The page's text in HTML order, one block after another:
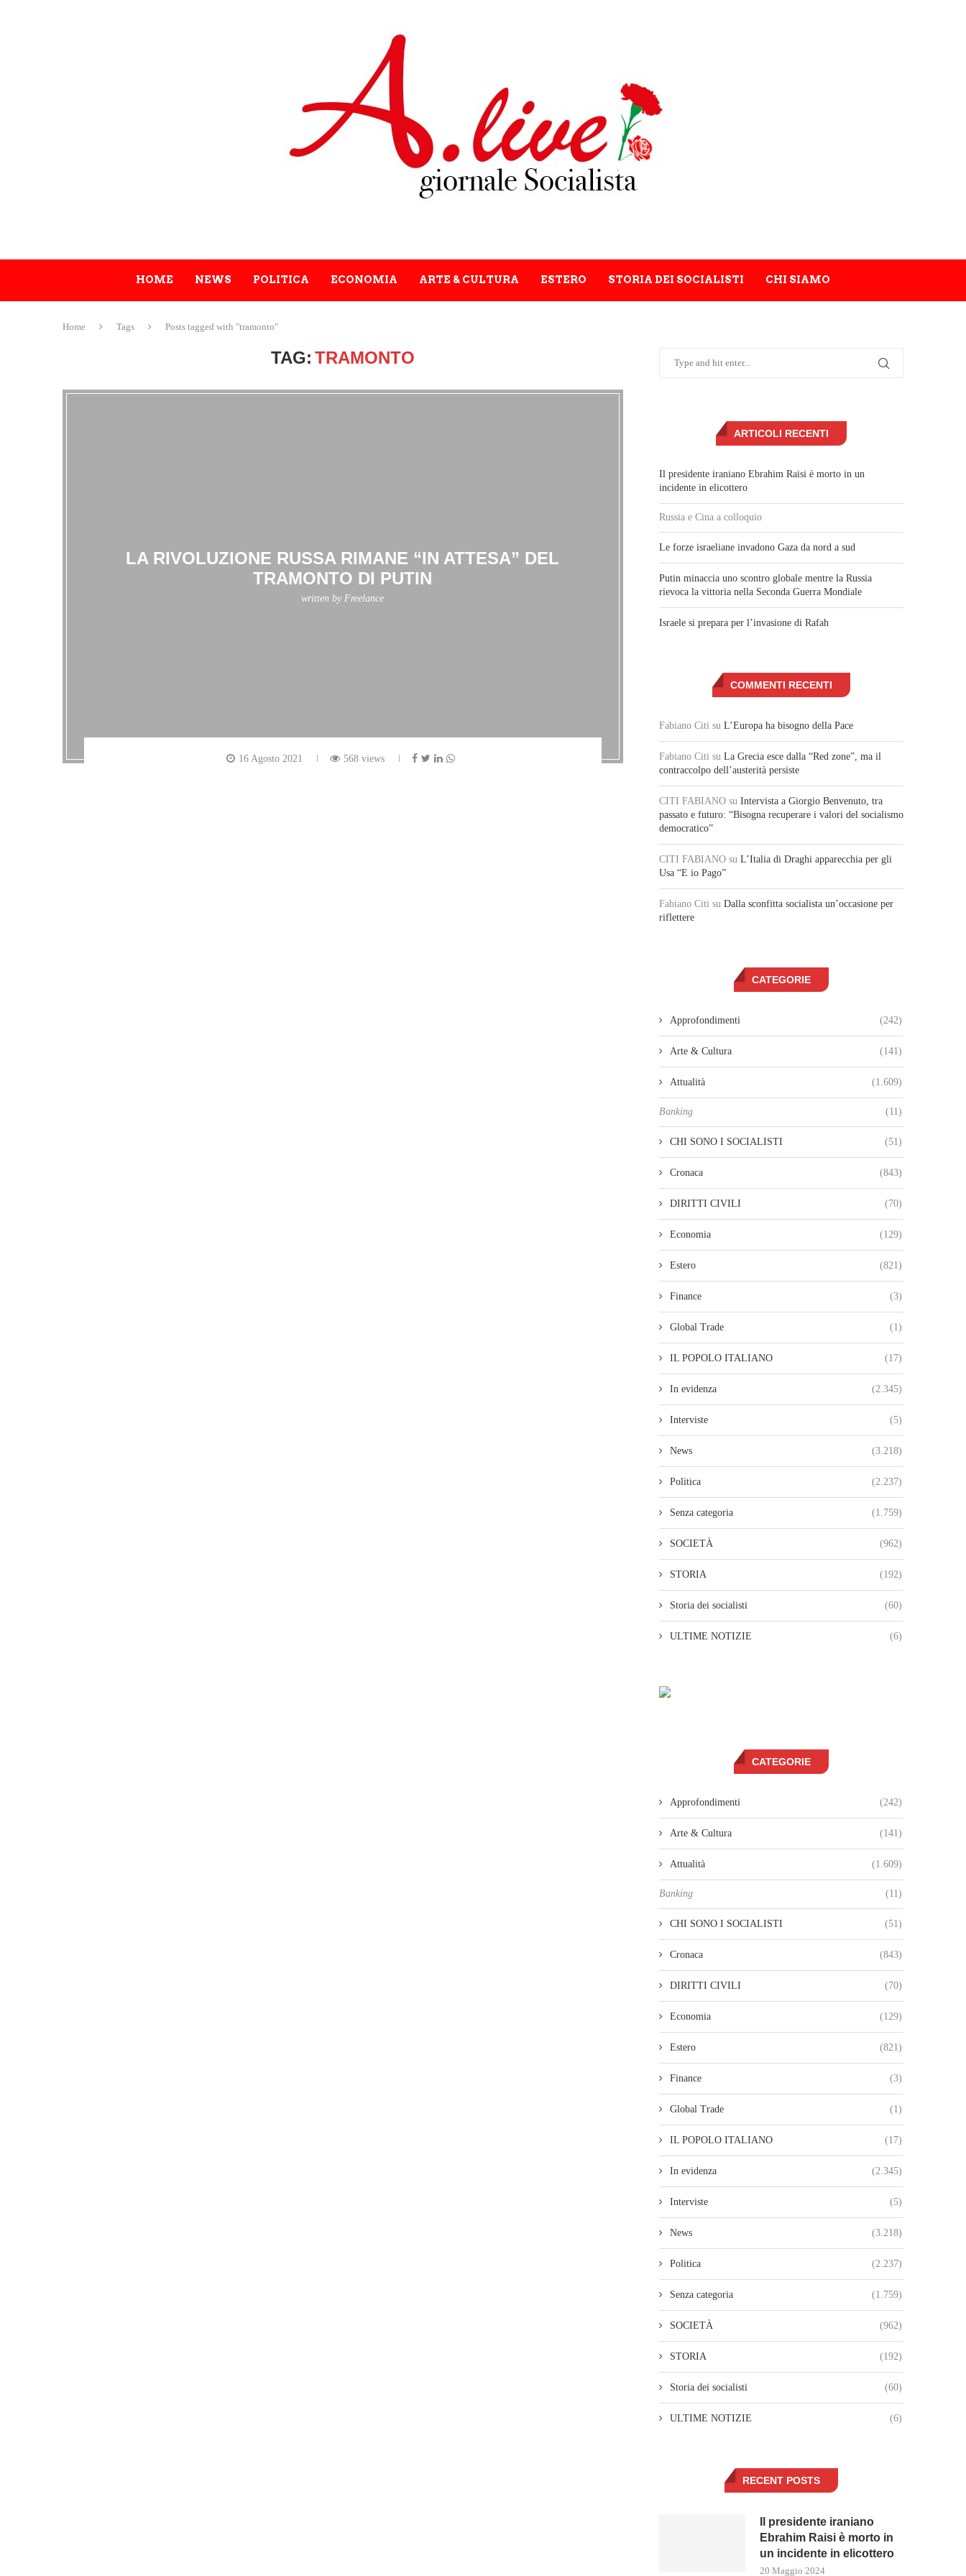
HOME NEWS POLITICA ECONOMIA ARTE & CULTURA ESTERO STORIA DEI SOCIALISTI CHI SIAMO
Home Tags Posts tagged with "tramonto"
TAG: TRAMONTO
LA RIVOLUZIONE RUSSA RIMANE “IN ATTESA” DEL
TRAMONTO DI PUTIN
written by Freelance
16 Agosto 2021 568 views
ARTICOLI RECENTI
Il presidente iraniano Ebrahim Raisi è morto in un
incidente in elicottero
Russia e Cina a colloquio
Le forze israeliane invadono Gaza da nord a sud
Putin minaccia uno scontro globale mentre la Russia
rievoca la vittoria nella Seconda Guerra Mondiale
Israele si prepara per l’invasione di Rafah
COMMENTI RECENTI
Fabiano Citi su L’Europa ha bisogno della Pace
Fabiano Citi su La Grecia esce dalla “Red zone”, ma il
contraccolpo dell’austerità persiste
CITI FABIANO su Intervista a Giorgio Benvenuto, tra
passato e futuro: “Bisogna recuperare i valori del socialismo
democratico”
CITI FABIANO su L’Italia di Draghi apparecchia per gli
Usa “E io Pago”
Fabiano Citi su Dalla sconfitta socialista un’occasione per
riflettere
CATEGORIE
Approfondimenti (242)
Arte & Cultura (141)
Attualità (1.609)
Banking (11)
CHI SONO I SOCIALISTI (51)
Cronaca (843)
DIRITTI CIVILI (70)
Economia (129)
Estero (821)
Finance (3)
Global Trade (1)
IL POPOLO ITALIANO (17)
In evidenza (2.345)
Interviste (5)
News (3.218)
Politica (2.237)
Senza categoria (1.759)
SOCIETÀ (962)
STORIA (192)
Storia dei socialisti (60)
ULTIME NOTIZIE (6)
CATEGORIE
Approfondimenti (242)
Arte & Cultura (141)
Attualità (1.609)
Banking (11)
CHI SONO I SOCIALISTI (51)
Cronaca (843)
DIRITTI CIVILI (70)
Economia (129)
Estero (821)
Finance (3)
Global Trade (1)
IL POPOLO ITALIANO (17)
In evidenza (2.345)
Interviste (5)
News (3.218)
Politica (2.237)
Senza categoria (1.759)
SOCIETÀ (962)
STORIA (192)
Storia dei socialisti (60)
ULTIME NOTIZIE (6)
RECENT POSTS
Il presidente iraniano
Ebrahim Raisi è morto in
un incidente in elicottero
20 Maggio 2024